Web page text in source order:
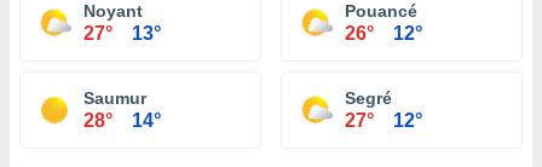
Noyant
27° 13°
Pouancé
26° 12°
Saumur
28° 14°
Segré
27° 12°